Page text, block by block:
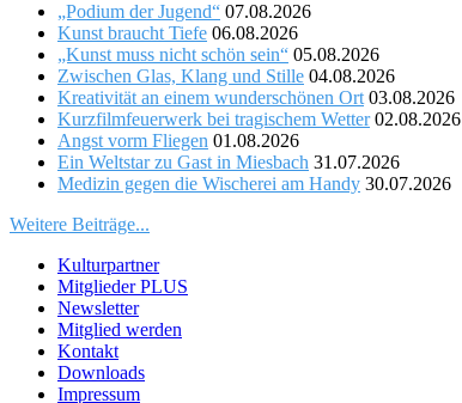
„Podium der Jugend“ 07.08.2026
Kunst braucht Tiefe 06.08.2026
„Kunst muss nicht schön sein“ 05.08.2026
Zwischen Glas, Klang und Stille 04.08.2026
Kreativität an einem wunderschönen Ort 03.08.2026
Kurzfilmfeuerwerk bei tragischem Wetter 02.08.2026
Angst vorm Fliegen 01.08.2026
Ein Weltstar zu Gast in Miesbach 31.07.2026
Medizin gegen die Wischerei am Handy 30.07.2026
Weitere Beiträge...
Kulturpartner
Mitglieder PLUS
Newsletter
Mitglied werden
Kontakt
Downloads
Impressum